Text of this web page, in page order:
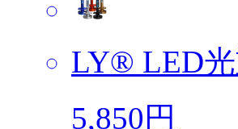
LY® LED
5,850円